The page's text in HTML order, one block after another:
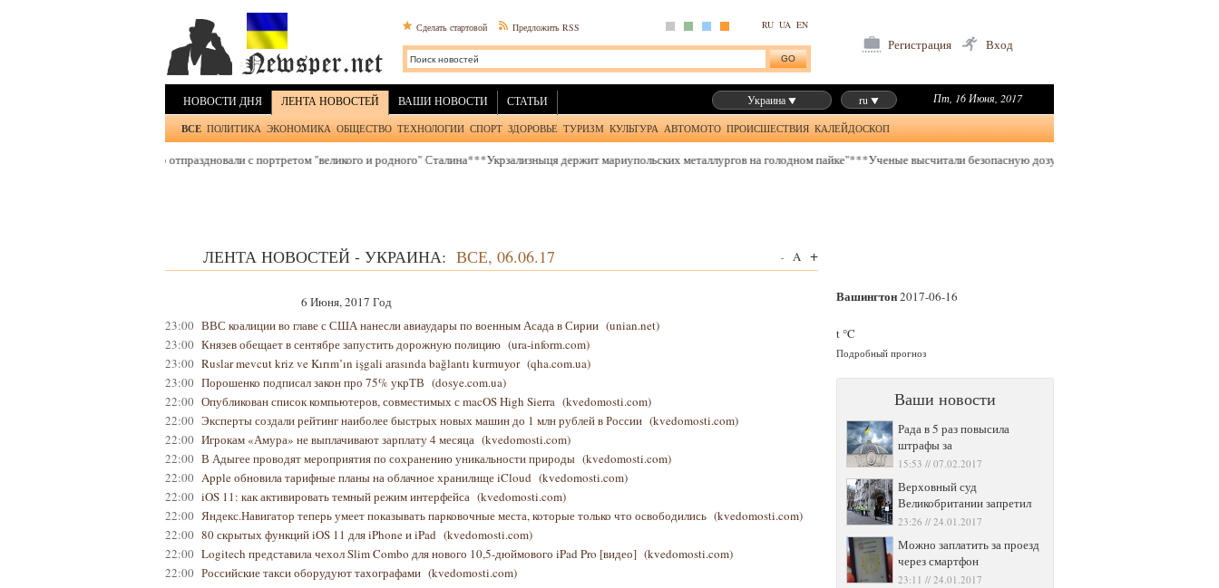
Сделать стартовой Предложить RSS RU UA EN
Регистрация Вход
НОВОСТИ ДНЯ ЛЕНТА НОВОСТЕЙ ВАШИ НОВОСТИ СТАТЬИ Пт, 16 Июня, 2017
ru
Украина
ВСЕ ПОЛИТИКА ЭКОНОМИКА ОБЩЕСТВО ТЕХНОЛОГИИ СПОРТ ЗДОРОВЬЕ ТУРИЗМ КУЛЬТУРА АВТОМОТО ПРОИСШЕСТВИЯ КАЛЕЙДОСКОП
запуска метро отпраздновали с портретом "великого и родного" Сталина***Укрзализныця держит мариупольских металлургов на голодном пайке"***Ученые высчитали безопасную дозу кофеина на день
- A +
ЛЕНТА НОВОСТЕЙ - УКРАИНА: ВСЕ, 06.06.17
6 Июня, 2017 Год
23:00 ВВС коалиции во главе с США нанесли авиаудары по военным Асада в Сирии (unian.net)
23:00 Князев обещает в сентябре запустить дорожную полицию (ura-inform.com)
23:00 Ruslar mevcut kriz ve Kırım’ın işgali arasında bağlantı kurmuyor (qha.com.ua)
23:00 Порошенко подписал закон про 75% укрТВ (dosye.com.ua)
22:00 Опубликован список компьютеров, совместимых с macOS High Sierra (kvedomosti.com)
22:00 Эксперты создали рейтинг наиболее быстрых новых машин до 1 млн рублей в России (kvedomosti.com)
22:00 Игрокам «Амура» не выплачивают зарплату 4 месяца (kvedomosti.com)
22:00 В Адыгее проводят мероприятия по сохранению уникальности природы (kvedomosti.com)
22:00 Apple обновила тарифные планы на облачное хранилище iCloud (kvedomosti.com)
22:00 iOS 11: как активировать темный режим интерфейса (kvedomosti.com)
22:00 Яндекс.Навигатор теперь умеет показывать парковочные места, которые только что освободились (kvedomosti.com)
22:00 80 скрытых функций iOS 11 для iPhone и iPad (kvedomosti.com)
22:00 Logitech представила чехол Slim Combo для нового 10,5-дюймового iPad Pro [видео] (kvedomosti.com)
22:00 Российские такси оборудуют тахографами (kvedomosti.com)
Вашингтон2017-06-16
t °C
Подробный прогноз
Ваши новости
Рада в 5 раз повысила
штрафы за
15:53 // 07.02.2017
Верховный суд
Великобритании запретил
23:26 // 24.01.2017
Можно заплатить за проезд
через смартфон
23:11 // 24.01.2017